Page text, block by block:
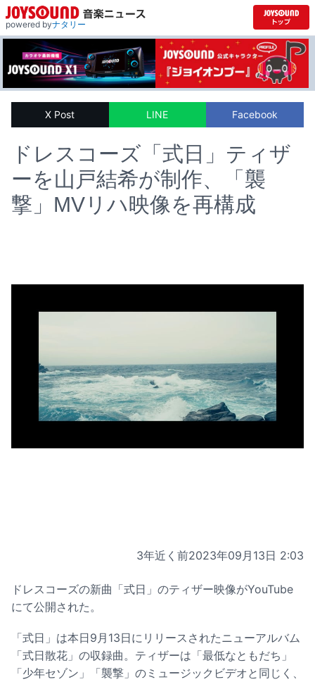
powered byナタリー
X Post LINE Facebook
ドレスコーズ「式日」ティザ
ーを山戸結希が制作、「襲
撃」MVリハ映像を再構成
3年近く前2023年09月13日 2:03
ドレスコーズの新曲「式日」のティザー映像がYouTube
にて公開された。
「式日」は本日9月13日にリリースされたニューアルバム
「式日散花」の収録曲。ティザーは「最低なともだち」
「少年セゾン」「襲撃」のミュージックビデオと同じく、